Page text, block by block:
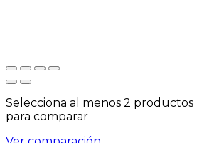
Selecciona al menos 2 productos
para comparar